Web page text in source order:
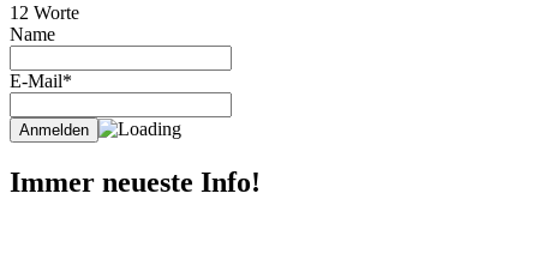
12 Worte
Name
E-Mail*
Immer neueste Info!